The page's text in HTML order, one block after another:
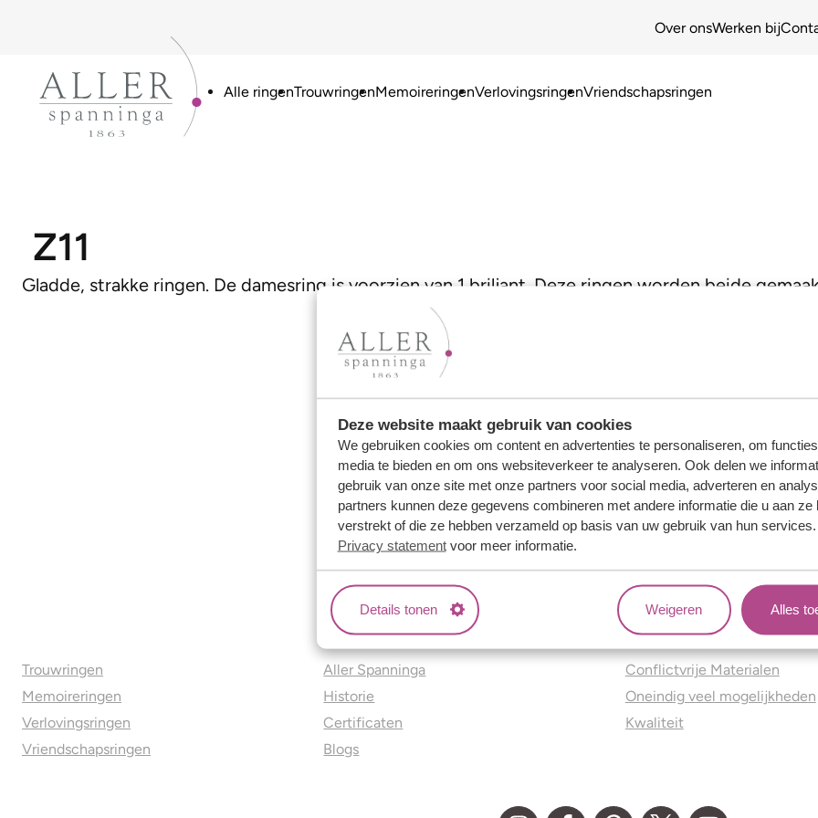
Deze website maakt gebruik van cookies
We gebruiken cookies om content en advertenties te personaliseren, om
media te bieden en om ons websiteverkeer te analyseren. Ook delen we
gebruik van onze site met onze partners voor social media, adverteren en
partners kunnen deze gegevens combineren met andere informatie die u aan ze
verstrekt of die ze hebben verzameld op basis van uw gebruik van hun
Privacy statementvoor meer informatie.
Details tonen Weigeren Alles
Over onsWerken bij
Alle ringenTrouwringenMemoireringenVerlovingsringenVriendschapsringen
Z11
Gladde, strakke ringen. De damesring is voorzien van 1 briljant. Deze ringen worden beide
Trouwringen
Memoireringen
Verlovingsringen
Vriendschapsringen
Over ons
Aller Spanninga
Historie
Certificaten
Blogs
Jouw voordelen
Conflictvrije Materialen
Oneindig veel mogelijkheden
Kwaliteit